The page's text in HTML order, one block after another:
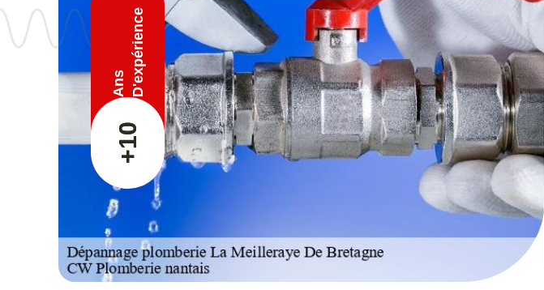
+10
Ans D'expérience